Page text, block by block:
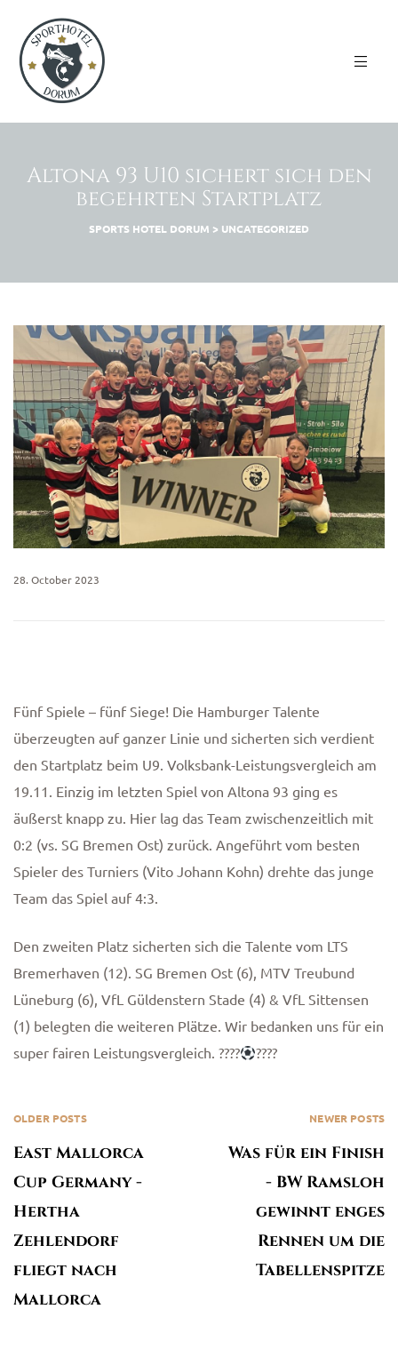
Altona 93 U10 sichert sich den
begehrten Startplatz
SPORTS HOTEL DORUM > UNCATEGORIZED
28. October 2023
Fünf Spiele – fünf Siege! Die Hamburger Talente
überzeugten auf ganzer Linie und sicherten sich verdient
den Startplatz beim U9. Volksbank-Leistungsvergleich am
19.11. Einzig im letzten Spiel von Altona 93 ging es
äußerst knapp zu. Hier lag das Team zwischenzeitlich mit
0:2 (vs. SG Bremen Ost) zurück. Angeführt vom besten
Spieler des Turniers (Vito Johann Kohn) drehte das junge
Team das Spiel auf 4:3.
Den zweiten Platz sicherten sich die Talente vom LTS
Bremerhaven (12). SG Bremen Ost (6), MTV Treubund
Lüneburg (6), VfL Güldenstern Stade (4) & VfL Sittensen
(1) belegten die weiteren Plätze. Wir bedanken uns für ein
super fairen Leistungsvergleich. ????
????
OLDER POSTS
East Mallorca
Cup Germany -
Hertha
Zehlendorf
fliegt nach
Mallorca
NEWER POSTS
Was für ein Finish
- BW Ramsloh
gewinnt enges
Rennen um die
Tabellenspitze